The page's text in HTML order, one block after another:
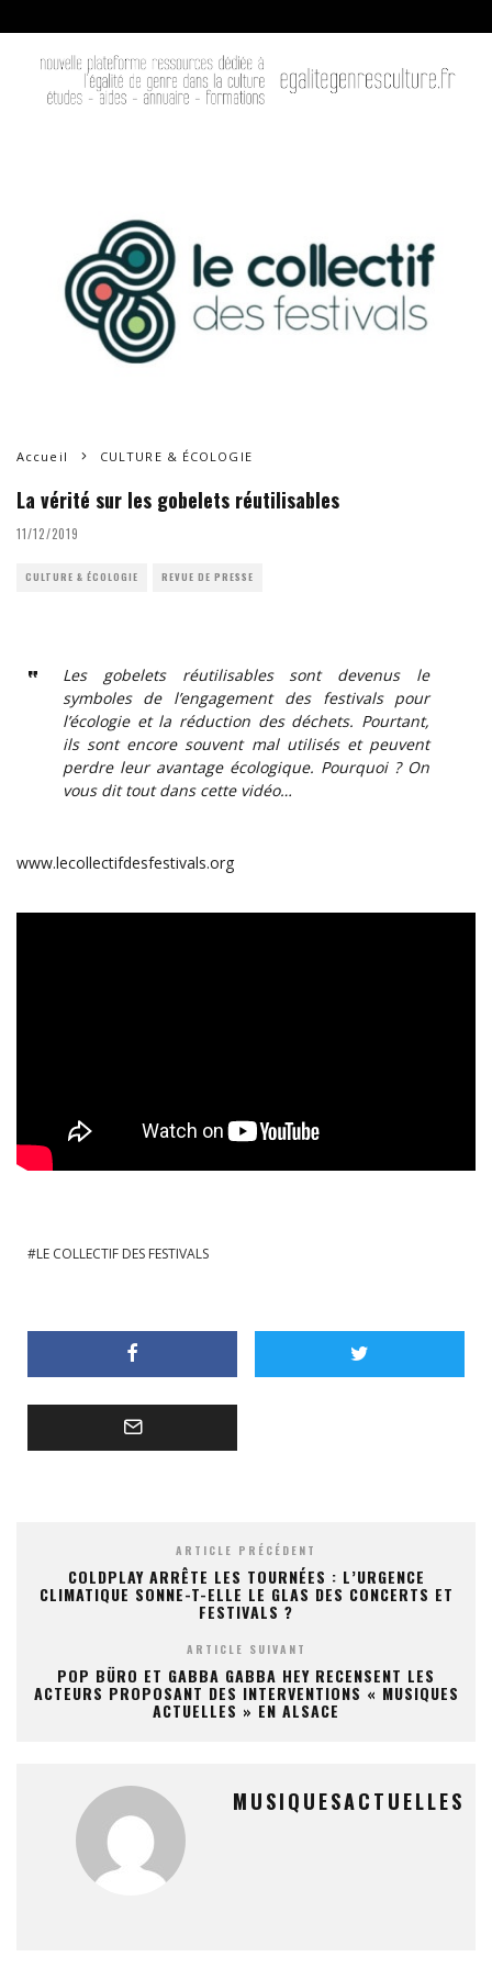
Accueil CULTURE & ÉCOLOGIE
La vérité sur les gobelets réutilisables
11/12/2019
CULTURE & ÉCOLOGIE REVUE DE PRESSE
Les gobelets réutilisables sont devenus le
symboles de l’engagement des festivals pour
l’écologie et la réduction des déchets. Pourtant,
ils sont encore souvent mal utilisés et peuvent
perdre leur avantage écologique. Pourquoi ? On
vous dit tout dans cette vidéo…
www.lecollectifdesfestivals.org
LE COLLECTIF DES FESTIVALS
ARTICLE PRÉCÉDENT
COLDPLAY ARRÊTE LES TOURNÉES : L’URGENCE
CLIMATIQUE SONNE-T-ELLE LE GLAS DES CONCERTS ET
FESTIVALS ?
ARTICLE SUIVANT
POP BÜRO ET GABBA GABBA HEY RECENSENT LES
ACTEURS PROPOSANT DES INTERVENTIONS « MUSIQUES
ACTUELLES » EN ALSACE
MUSIQUESACTUELLES